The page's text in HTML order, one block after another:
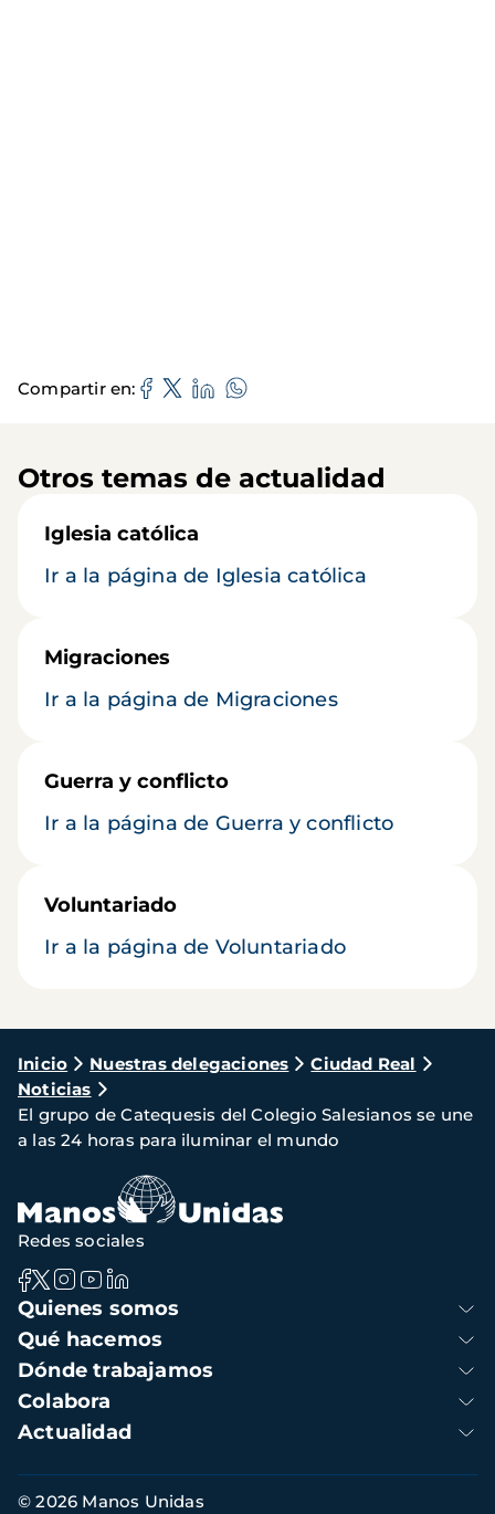
Compartir en
Otros temas de actualidad
Iglesia católica
Ir a la página de Iglesia católica
Migraciones
Ir a la página de Migraciones
Guerra y conflicto
Ir a la página de Guerra y conflicto
Voluntariado
Ir a la página de Voluntariado
Ruta
de
navegación
Inicio Nuestras delegaciones
Ciudad Real
Noticias
El grupo de Catequesis del Colegio Salesianos se une
a las 24 horas para iluminar el mundo
Navegación
principal
Quienes somos
Qué hacemos
Dónde trabajamos
Colabora
Actualidad
Redes sociales
Información
© 2026 Manos Unidas